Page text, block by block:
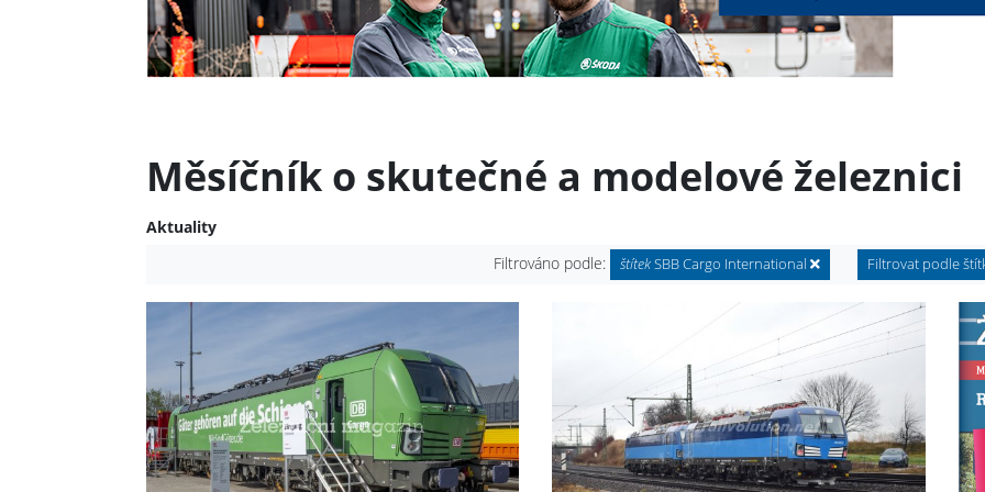
Měsíčník o skutečné a modelové železnici
Aktuality
Filtrováno podle:
štítekSBB Cargo International Filtrovat podle